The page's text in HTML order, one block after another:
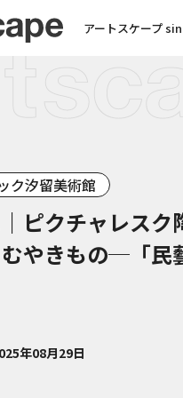
アートスケープ
ク汐留美術館
ピクチャレス
むやきもの─「民
年08月29日